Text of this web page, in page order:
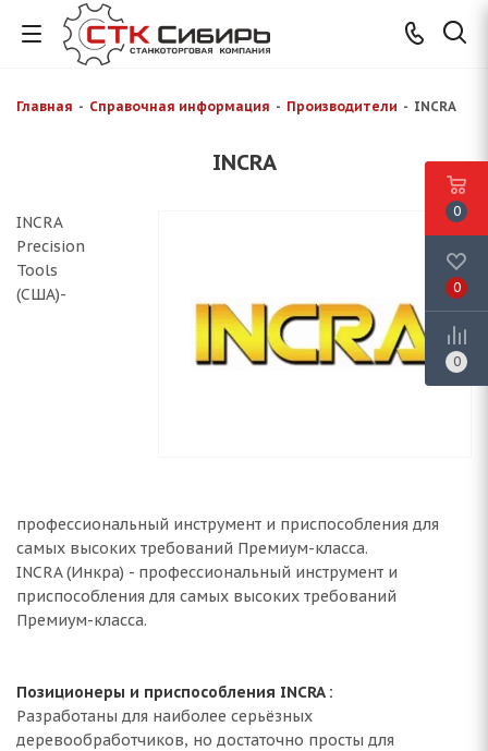
Главная - Справочная информация - Производители - INCRA
INCRA
INCRA
Precision
Tools
(США)-
профессиональный инструмент и приспособления для
самых высоких требований Премиум-класса.
INCRA (Инкра) - профессиональный инструмент и
приспособления для самых высоких требований
Премиум-класса.
Позиционеры и приспособления INCRA :
Разработаны для наиболее серьёзных
деревообработчиков, но достаточно просты для
0
0
0